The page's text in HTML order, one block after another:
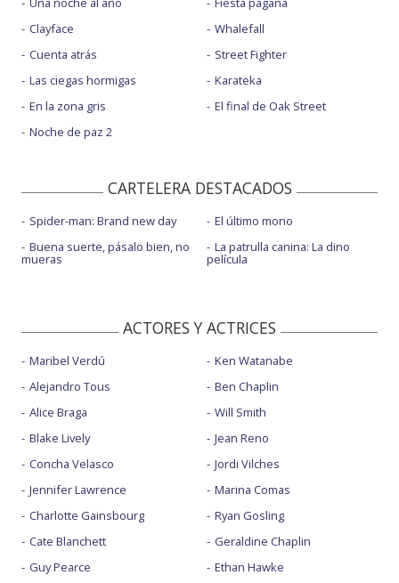
Clayface
Cuenta atrás
Las ciegas hormigas
En la zona gris
Noche de paz 2
Whalefall
Street Fighter
Karateka
El final de Oak Street
CARTELERA DESTACADOS
Spider-man: Brand new day
Buena suerte, pásalo bien, no
mueras
El último mono
La patrulla canina: La dino
película
ACTORES Y ACTRICES
Maribel Verdú
Alejandro Tous
Alice Braga
Blake Lively
Concha Velasco
Jennifer Lawrence
Charlotte Gainsbourg
Cate Blanchett
Guy Pearce
Ken Watanabe
Ben Chaplin
Will Smith
Jean Reno
Jordi Vilches
Marina Comas
Ryan Gosling
Geraldine Chaplin
Ethan Hawke